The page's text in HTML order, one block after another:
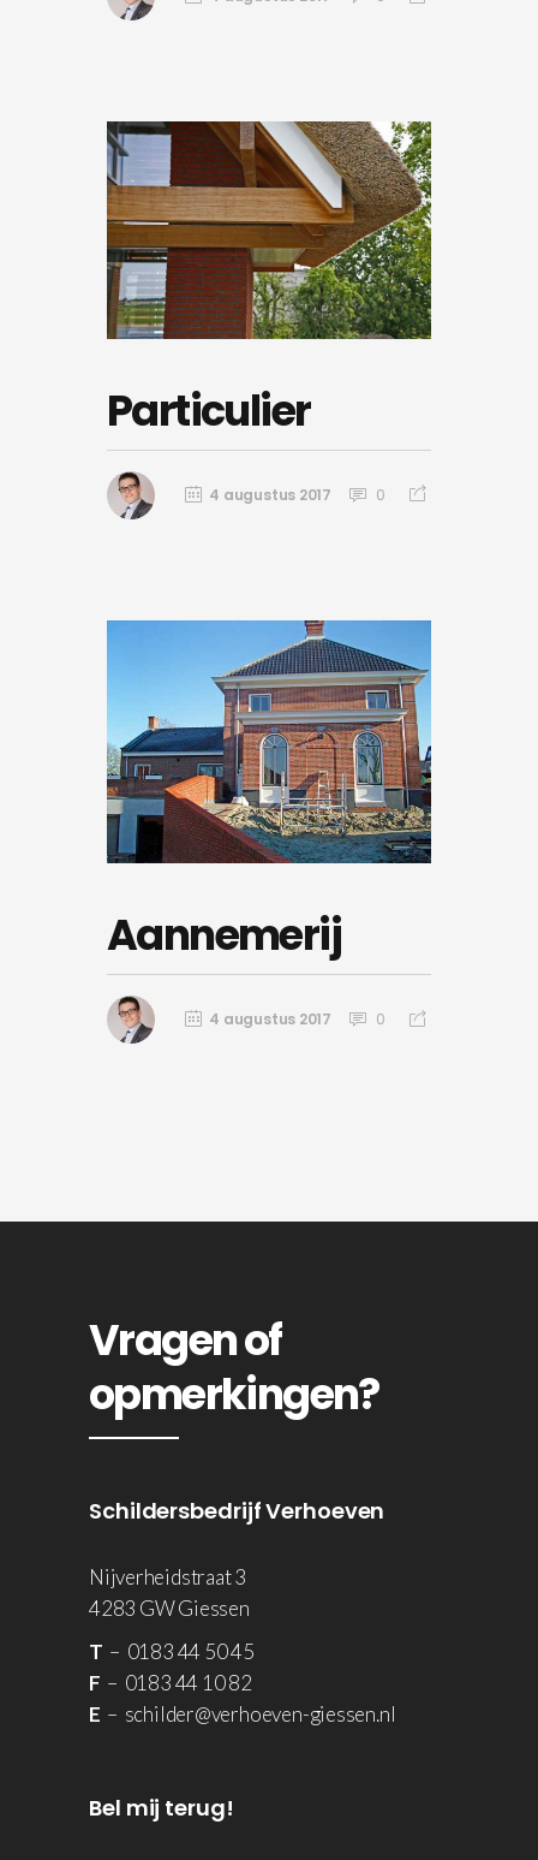
Particulier
4 augustus 2017 0
Aannemerij
4 augustus 2017 0
Vragen of
opmerkingen?
Schildersbedrijf Verhoeven
Nijverheidstraat 3
4283 GW Giessen
T – 0183 44 50 45
F – 0183 44 10 82
E – schilder@verhoeven-giessen.nl
Bel mij terug!